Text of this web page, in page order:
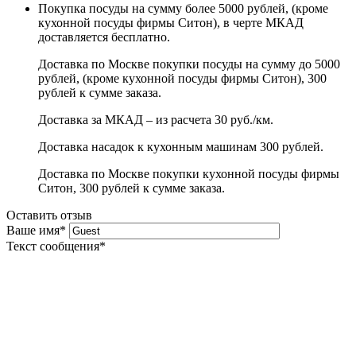
Покупка посуды на сумму более 5000 рублей, (кроме
кухонной посуды фирмы Ситон), в черте МКАД
доставляется бесплатно.
Доставка по Москве покупки посуды на сумму до 5000
рублей, (кроме кухонной посуды фирмы Ситон), 300
рублей к сумме заказа.
Доставка за МКАД – из расчета 30 руб./км.
Доставка насадок к кухонным машинам 300 рублей.
Доставка по Москве покупки кухонной посуды фирмы
Ситон, 300 рублей к сумме заказа.
Оставить отзыв
Ваше имя*
Текст сообщения*